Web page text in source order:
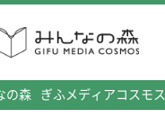
の森 ぎふメディアコスモス